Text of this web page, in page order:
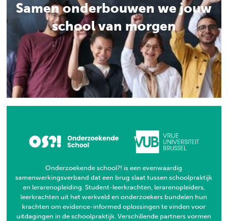
Samen onderbouwen we jouw
school van morgen
Onderzoekende school?! is een evenwaardig
samenwerkingsverband dat een brug slaat tussen schoolpraktijk
en lerarenopleiding. Student-leerkrachten, lerarenopleiders,
leerkrachten uit het werkveld en onderzoekers bundelen hun
krachten om evidence-informed oplossingen te vinden voor
uitdagingen in de schoolpraktijk. Verschillende partners vormen